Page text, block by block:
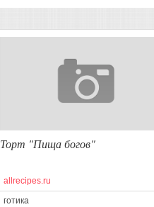
Торт "Пища богов"
allrecipes.ru
готика